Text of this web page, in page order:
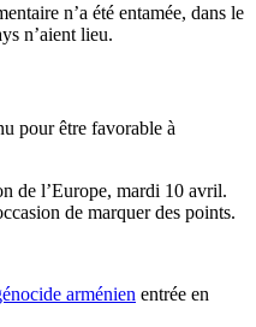
n’a été entamée, dans le
n’aient lieu.
pour être favorable à
de l’Europe, mardi 10 avril.
de marquer des points.
arménien entrée en